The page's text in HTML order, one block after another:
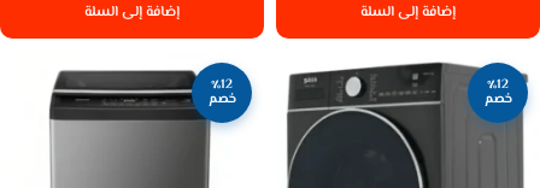
إضافة إلى السلة إضافة إلى السلة
٪12
خصم
٪12
خصم